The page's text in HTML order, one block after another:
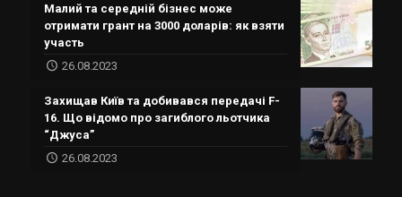
Малий та середній бізнес може
отримати грант на 3000 доларів: як взяти
участь
26.08.2023
Захищав Київ та добивався передачі F-
16. Що відомо про загиблого льотчика
“Джуса”
26.08.2023